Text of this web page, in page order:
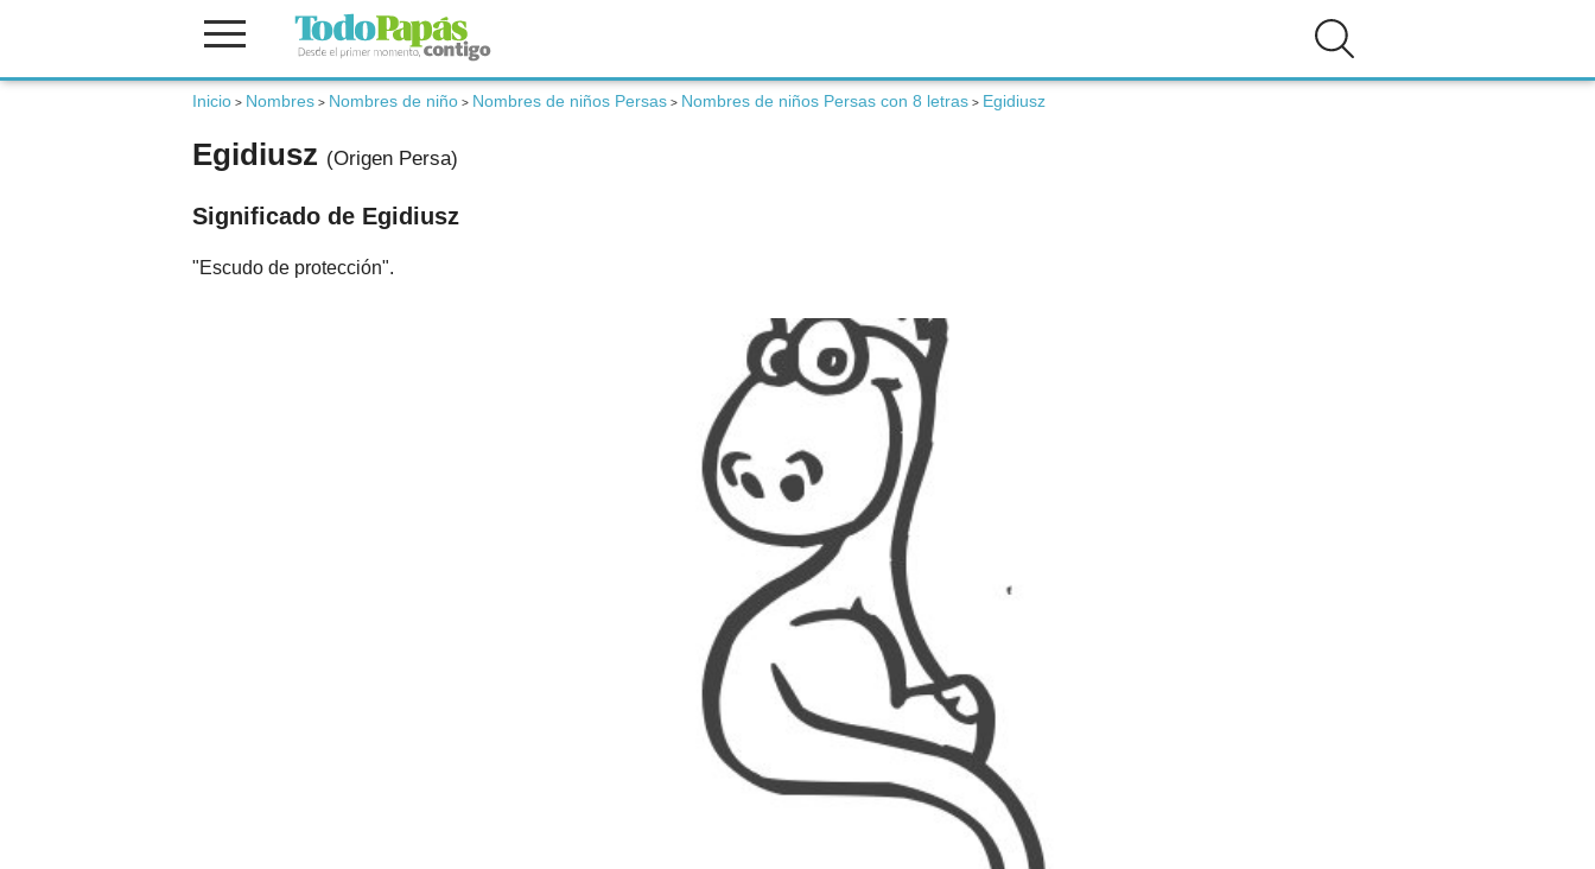
Inicio > Nombres > Nombres de niño > Nombres de niños Persas > Nombres de niños Persas con 8 letras > Egidiusz
Egidiusz (Origen Persa)
Significado de Egidiusz
"Escudo de protección".